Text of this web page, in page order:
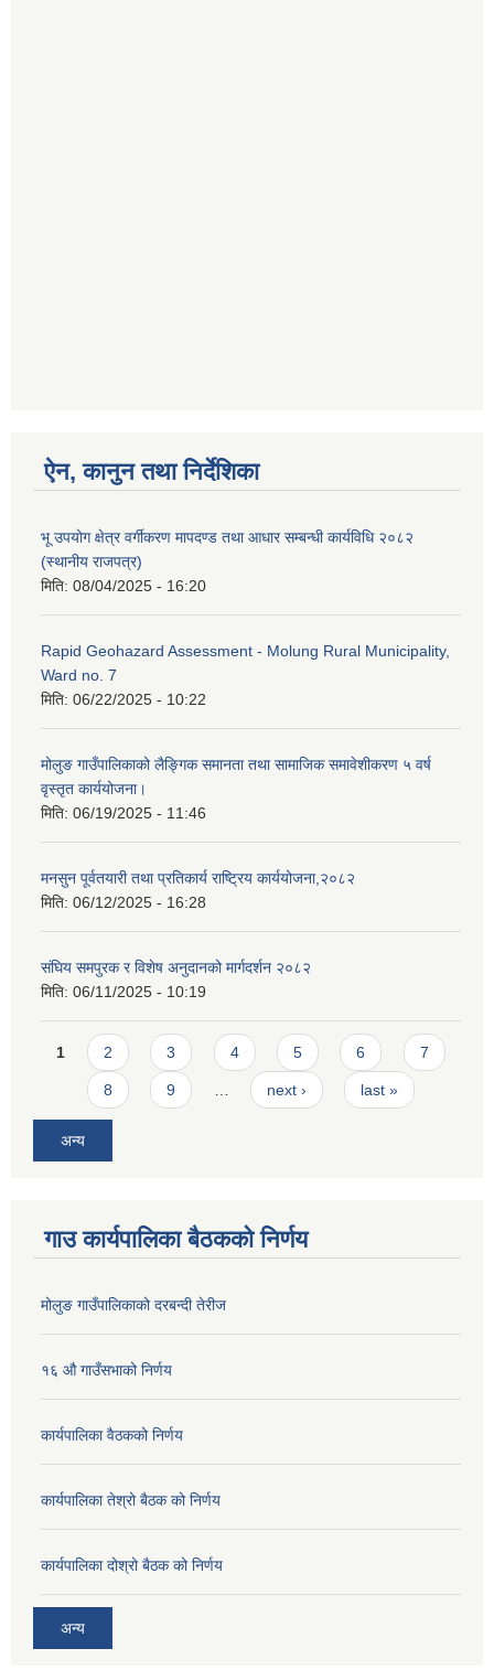
ऐन, कानुन तथा निर्देशिका
भू उपयोग क्षेत्र वर्गीकरण मापदण्ड तथा आधार सम्बन्धी कार्यविधि २०८२
(स्थानीय राजपत्र)
मिति: 08/04/2025 - 16:20
Rapid Geohazard Assessment - Molung Rural Municipality,
Ward no. 7
मिति: 06/22/2025 - 10:22
मोलुङ गाउँपालिकाको लैङ्गिक समानता तथा सामाजिक समावेशीकरण ५ वर्ष
वृस्तृत कार्ययोजना।
मिति: 06/19/2025 - 11:46
मनसुन पूर्वतयारी तथा प्रतिकार्य राष्ट्रिय कार्ययोजना,२०८२
मिति: 06/12/2025 - 16:28
संघिय समपुरक र विशेष अनुदानको मार्गदर्शन २०८२
मिति: 06/11/2025 - 10:19
Pages
1 2 3 4 5 6 7
8 9 next › last »
अन्य
गाउ कार्यपालिका बैठकको निर्णय
मोलुङ गाउँपालिकाको दरबन्दी तेरीज
१६ औ गाउँसभाको निर्णय
कार्यपालिका वैठकको निर्णय
कार्यपालिका तेश्रो बैठक को निर्णय
कार्यपालिका दोश्रो बैठक को निर्णय
अन्य